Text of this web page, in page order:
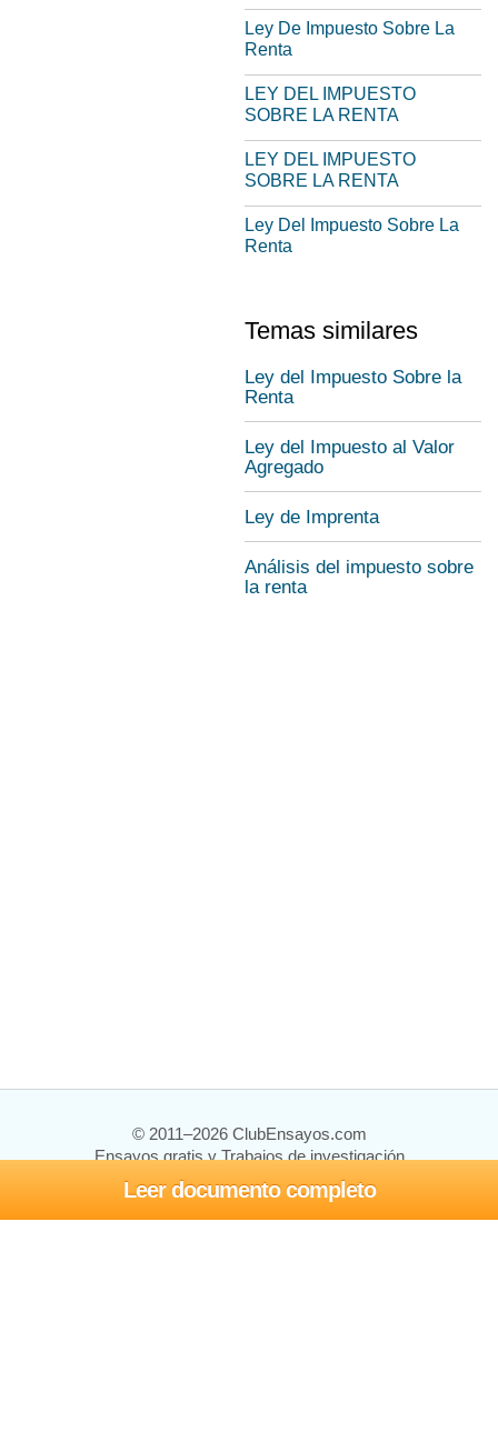
Leer documento completo
Ley De Impuesto Sobre La
Renta
LEY DEL IMPUESTO
SOBRE LA RENTA
LEY DEL IMPUESTO
SOBRE LA RENTA
Ley Del Impuesto Sobre La
Renta
Temas similares
Ley del Impuesto Sobre la
Renta
Ley del Impuesto al Valor
Agregado
Ley de Imprenta
Análisis del impuesto sobre
la renta
© 2011–2026 ClubEnsayos.com
Ensayos gratis y Trabajos de investigación